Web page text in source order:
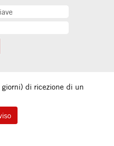
di ricezione di un